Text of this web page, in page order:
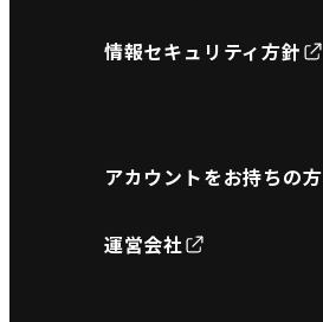
情報セキュリティ方針
アカウントをお持ちの方
運営会社